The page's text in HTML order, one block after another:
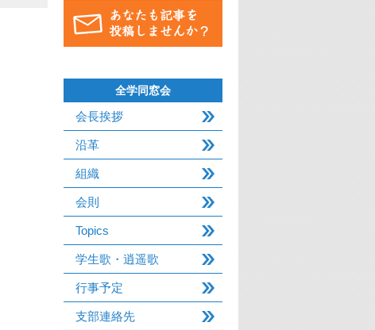
全学同窓会
会長挨拶
沿革
組織
会則
Topics
学生歌・逍遥歌
行事予定
支部連絡先